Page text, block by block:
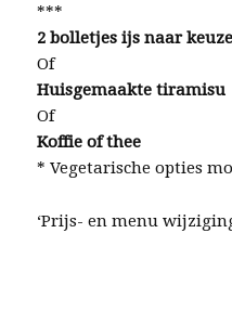
***
2 bolletjes ijs naar keuze
Of
Huisgemaakte tiramisu
Of
Koffie of thee
* Vegetarische opties
‘Prijs- en menu